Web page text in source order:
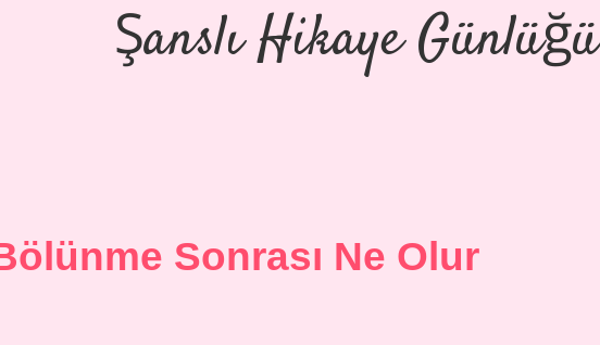
Şanslı Hikaye Günlüğü
Sonrası Ne Olur